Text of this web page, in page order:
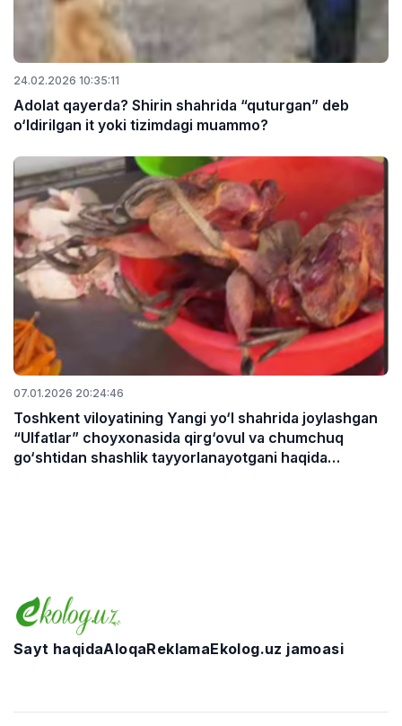
24.02.2026 10:35:11
Adolat qayerda? Shirin shahrida “quturgan” deb
o‘ldirilgan it yoki tizimdagi muammo?
07.01.2026 20:24:46
Toshkent viloyatining Yangi yo‘l shahrida joylashgan
“Ulfatlar” choyxonasida qirg‘ovul va chumchuq
go‘shtidan shashlik tayyorlanayotgani haqida
Sayt haqidaAloqaReklamaEkolog.uz jamoasi